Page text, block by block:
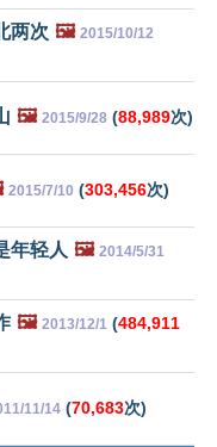
两次 🖼️ 2015/10/12
🖼️ 2015/9/28 (88,989次)
2015/7/10 (303,456次)
年轻人 🖼️ 2014/5/31
🖼️ 2013/12/1 (484,911
11/14 (70,683次)